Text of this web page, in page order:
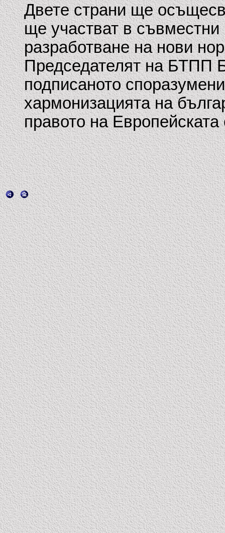
Двете страни ще
ще участват в съвместни
разработване на нови
Председателят на БТПП
подписаното
хармонизацията на
правото на